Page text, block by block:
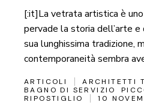
[:it]La vetrata artistica è
pervade la storia dell’arte
sua lunghissima tradizione,
contemporaneità sembra
ARTICOLI ARCHITETTI
BAGNO DI SERVIZIO
RIPOSTIGLIO
10